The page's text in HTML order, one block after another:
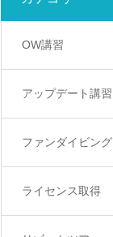
OW講習
アップデート講習
ファンダイビング
ライセンス取得